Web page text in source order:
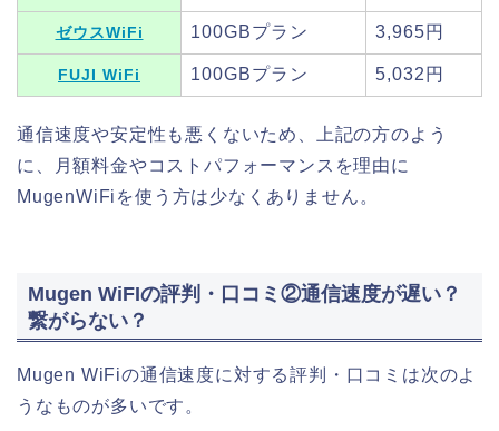
ゼウスWiFi 100GBプラン 3,965円
FUJI WiFi 100GBプラン 5,032円
通信速度や安定性も悪くないため、上記の方のよう
に、月額料金やコストパフォーマンスを理由に
MugenWiFiを使う方は少なくありません。
Mugen WiFIの評判・口コミ②通信速度が遅い？
繋がらない？
Mugen WiFiの通信速度に対する評判・口コミは次のよ
うなものが多いです。